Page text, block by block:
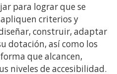
para lograr que se
criterios y
construir, adaptar
dotación, así como los
que alcancen,
niveles de accesibilidad.